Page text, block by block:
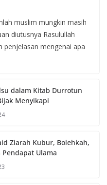
muslim mungkin masih
diutusnya Rasulullah
penjelasan mengenai apa
dalam Kitab Durrotun
Menyikapi
Ziarah Kubur, Bolehkah,
Pendapat Ulama